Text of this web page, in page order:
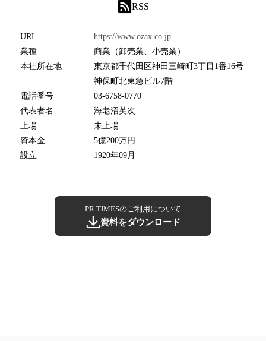
RSS
URL
https://www.ozax.co.jp
業種
商業（卸売業、小売業）
本社所在地
東京都千代田区神田三崎町3丁目1番16号
神保町北東急ビル7階
電話番号
03-6758-0770
代表者名
海老沼英次
上場
未上場
資本金
5億200万円
設立
1920年09月
PR TIMESのご利用について
資料をダウンロード